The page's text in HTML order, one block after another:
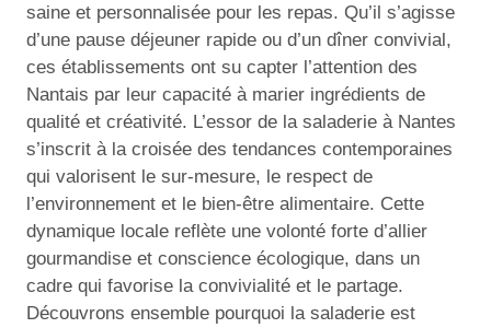
saine et personnalisée pour les repas. Qu’il s’agisse
d’une pause déjeuner rapide ou d’un dîner convivial,
ces établissements ont su capter l’attention des
Nantais par leur capacité à marier ingrédients de
qualité et créativité. L’essor de la saladerie à Nantes
s’inscrit à la croisée des tendances contemporaines
qui valorisent le sur-mesure, le respect de
l’environnement et le bien-être alimentaire. Cette
dynamique locale reflète une volonté forte d’allier
gourmandise et conscience écologique, dans un
cadre qui favorise la convivialité et le partage.
Découvrons ensemble pourquoi la saladerie est